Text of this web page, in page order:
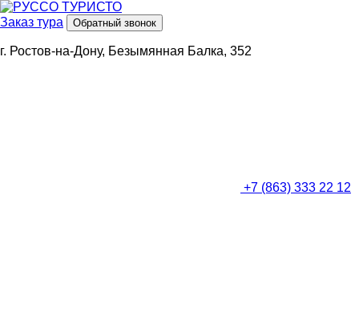
Заказ тура Обратный звонок
г. Ростов-на-Дону, Безымянная Балка, 352
+7 (863) 333 22 12